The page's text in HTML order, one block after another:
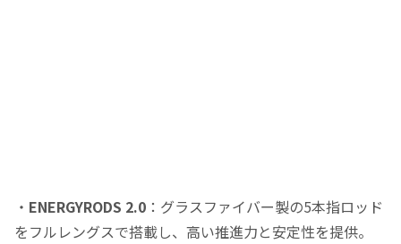
・ ENERGYRODS 2.0 ：​グラスファイバー製の5本指ロッド
をフルレングスで搭載し、高い推進力と安定性を提供。